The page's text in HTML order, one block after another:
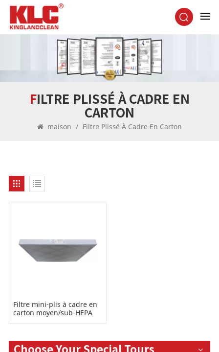
FILTRE PLISSÉ À CADRE EN
CARTON
maison / Filtre Plissé À Cadre En Carton
Filtre mini-plis à cadre en
carton moyen/sub-HEPA
Choose Your Special Tours